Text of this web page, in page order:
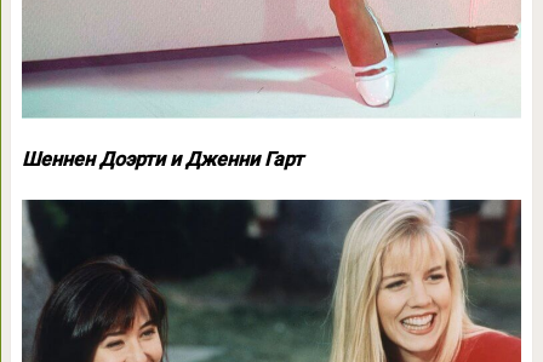
Шеннен Доэрти и Дженни Гарт